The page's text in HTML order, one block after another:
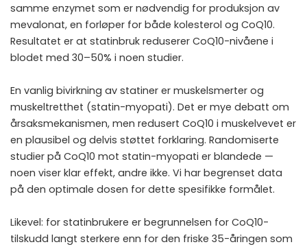
samme enzymet som er nødvendig for produksjon av
mevalonat, en forløper for både kolesterol og CoQ10.
Resultatet er at statinbruk reduserer CoQ10-nivåene i
blodet med 30–50% i noen studier.
En vanlig bivirkning av statiner er muskelsmerter og
muskeltretthet (statin-myopati). Det er mye debatt om
årsaksmekanismen, men redusert CoQ10 i muskelvevet er
en plausibel og delvis støttet forklaring. Randomiserte
studier på CoQ10 mot statin-myopati er blandede —
noen viser klar effekt, andre ikke. Vi har begrenset data
på den optimale dosen for dette spesifikke formålet.
Likevel: for statinbrukere er begrunnelsen for CoQ10-
tilskudd langt sterkere enn for den friske 35-åringen som